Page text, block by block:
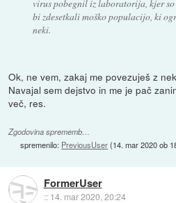
virus pobegnil iz laboratorija, kjer
bi zdesetkali moško populacijo, ki
neki.
Ok, ne vem, zakaj me povezuješ z
Navajal sem dejstvo in me je pač
več, res.
Zgodovina sprememb…
spremenilo: PreviousUser(14. mar 2020 ob
FormerUser
:: 14. mar 2020, 20:24